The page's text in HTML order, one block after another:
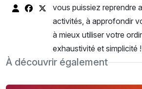
vous puissiez reprendre
activités, à approfondir
à mieux utiliser votre
exhaustivité et simplicité
À découvrir également